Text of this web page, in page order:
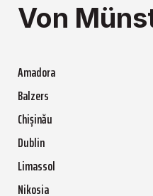
Von
Amadora
Balzers
Chișinău
Dublin
Limassol
Nikosia